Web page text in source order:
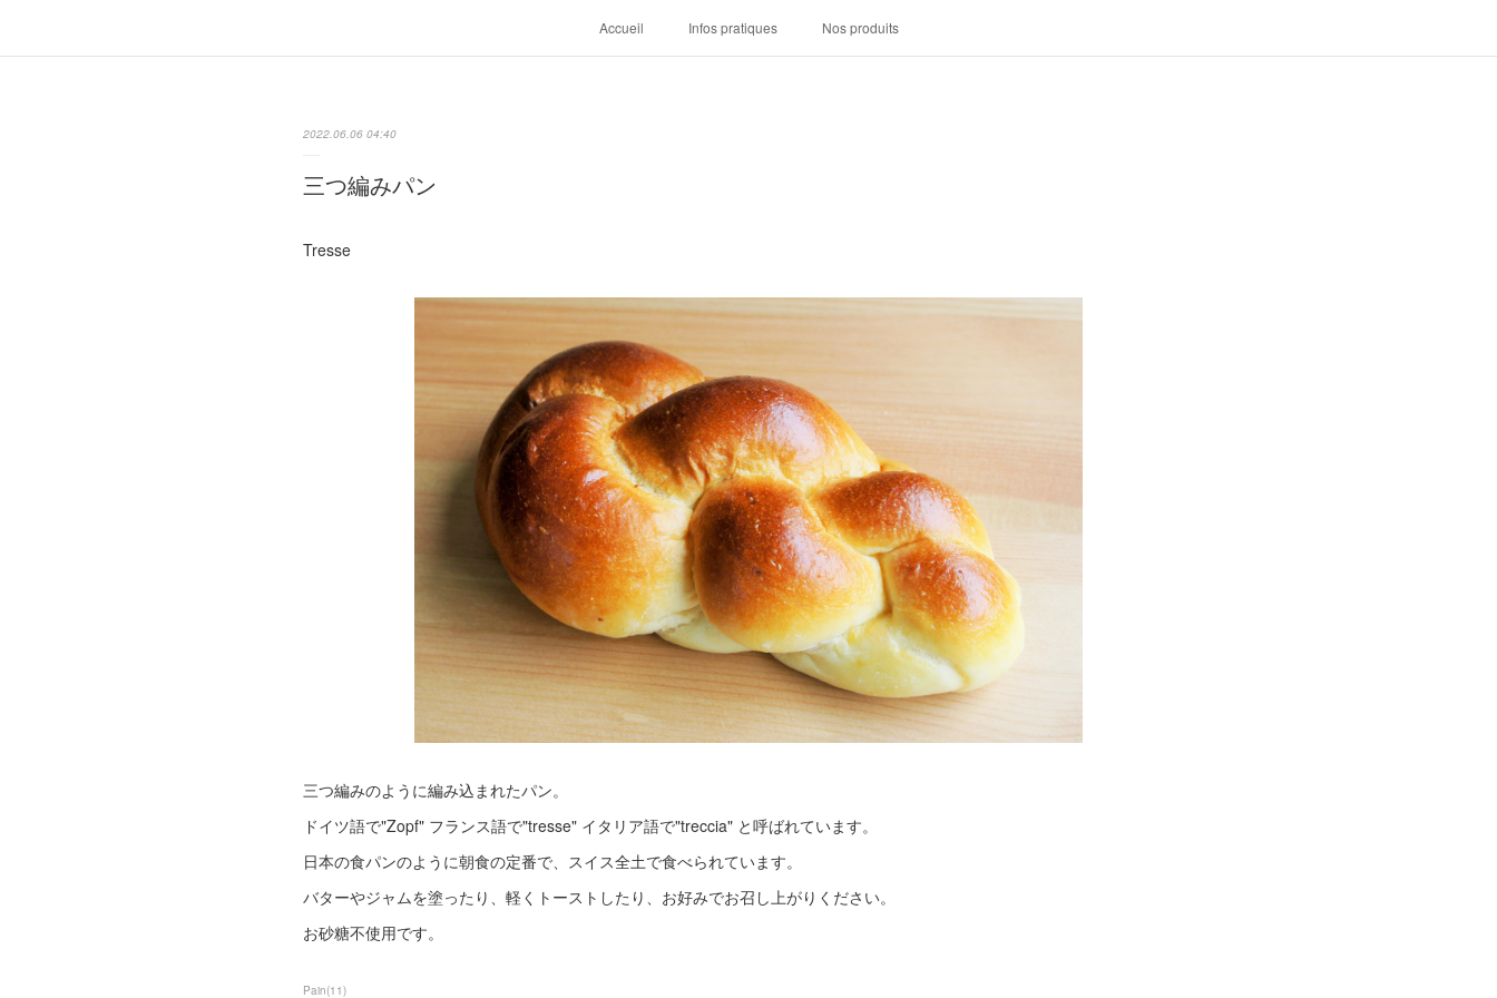
Accueil Infos pratiques Nos produits
2022.06.06 04:40
三つ編みパン
Tresse
三つ編みのように編み込まれたパン。
ドイツ語で"Zopf" フランス語で"tresse" イタリア語で"treccia" と呼ばれています。
日本の食パンのように朝食の定番で、スイス全土で食べられています。
バターやジャムを塗ったり、軽くトーストしたり、お好みでお召し上がりください。
お砂糖不使用です。
Pain(11)